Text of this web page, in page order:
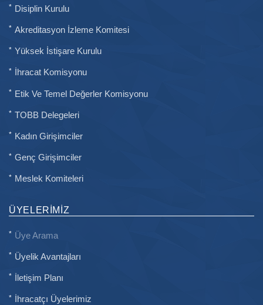
Disiplin Kurulu
Akreditasyon İzleme Komitesi
Yüksek İstişare Kurulu
İhracat Komisyonu
Etik Ve Temel Değerler Komisyonu
TOBB Delegeleri
Kadın Girişimciler
Genç Girişimciler
Meslek Komiteleri
ÜYELERIMIZ
Üye Arama
Üyelik Avantajları
İletişim Planı
İhracatçı Üyelerimiz